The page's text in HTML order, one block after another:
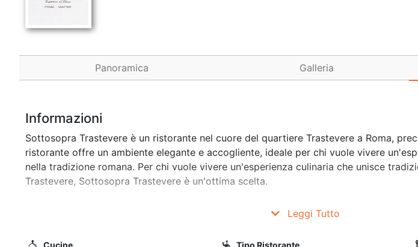
Panoramica Galleria
Informazioni
Sottosopra Trastevere è un ristorante nel cuore del quartiere Trastevere a Roma,
ristorante offre un ambiente elegante e accogliente, ideale per chi vuole vivere
nella tradizione romana. Per chi vuole vivere un'esperienza culinaria che unisce
Trastevere, Sottosopra Trastevere è un'ottima scelta.
Situato nel caratteristico quartiere di Trastevere, Sottosopra offre un ambiente
speciali. Durante la bella stagione è possibile usufruire di uno spazio esterno per
Leggi Tutto
Cucine Tipo Ristorante